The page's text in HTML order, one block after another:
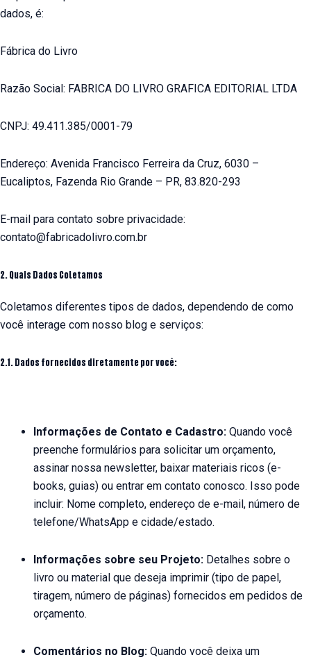
dados, é:
Fábrica do Livro
Razão Social: FABRICA DO LIVRO GRAFICA EDITORIAL LTDA
CNPJ: 49.411.385/0001-79
Endereço: Avenida Francisco Ferreira da Cruz, 6030 –
Eucaliptos, Fazenda Rio Grande – PR, 83.820-293
E-mail para contato sobre privacidade:
contato@fabricadolivro.com.br
2. Quais Dados Coletamos
Coletamos diferentes tipos de dados, dependendo de como
você interage com nosso blog e serviços:
2.1. Dados fornecidos diretamente por você:
Informações de Contato e Cadastro: Quando você
preenche formulários para solicitar um orçamento,
assinar nossa newsletter, baixar materiais ricos (e-
books, guias) ou entrar em contato conosco. Isso pode
incluir: Nome completo, endereço de e-mail, número de
telefone/WhatsApp e cidade/estado.
Informações sobre seu Projeto: Detalhes sobre o
livro ou material que deseja imprimir (tipo de papel,
tiragem, número de páginas) fornecidos em pedidos de
orçamento.
Comentários no Blog: Quando você deixa um